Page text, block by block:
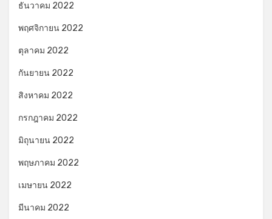
ธันวาคม 2022
พฤศจิกายน 2022
ตุลาคม 2022
กันยายน 2022
สิงหาคม 2022
กรกฎาคม 2022
มิถุนายน 2022
พฤษภาคม 2022
เมษายน 2022
มีนาคม 2022